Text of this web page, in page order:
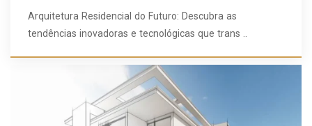
Arquitetura Residencial do Futuro: Descubra as
tendências inovadoras e tecnológicas que trans ..